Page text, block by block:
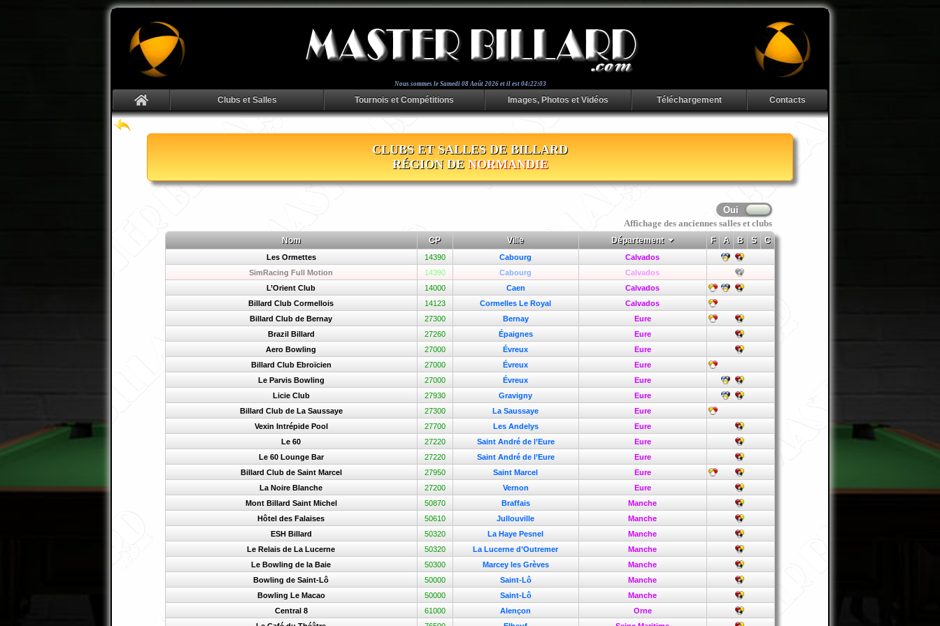
Nous sommes le Samedi 08 Août 2026 et il est 04:22:04
Clubs et Salles Tournois et Compétitions Images, Photos et Vidéos Téléchargement Contacts
CLUBS ET SALLES DE BILLARD
RÉGION DE NORMANDIE
Affichage des anciennes salles et clubs
Nom CP Ville Département F A B S C
Les Ormettes 14390 Cabourg
Calvados
SimRacing Full Motion
14390 Cabourg
Calvados
L’Orient Club
14000 Caen
Calvados
Billard Club Cormellois
14123 Cormelles Le Royal
Calvados
Billard Club de Bernay
27300 Bernay
Eure
Brazil Billard
27260 Épaignes
Eure
Aero Bowling
27000 Évreux
Eure
Billard Club Ebroïcien
27000 Évreux
Eure
Le Parvis Bowling
27000 Évreux
Eure
Licie Club
27930 Gravigny
Eure
Billard Club de La Saussaye
27300 La Saussaye
Eure
Vexin Intrépide Pool
27700 Les Andelys
Eure
Le 60
27220 Saint André de l’Eure
Eure
Le 60 Lounge Bar
27220 Saint André de l’Eure
Eure
Billard Club de Saint Marcel
27950 Saint Marcel
Eure
La Noire Blanche
27200 Vernon
Eure
Mont Billard Saint Michel
50870 Braffais
Manche
Hôtel des Falaises
50610 Jullouville
Manche
ESH Billard
50320 La Haye Pesnel
Manche
Le Relais de La Lucerne
50320 La Lucerne d’Outremer
Manche
Le Bowling de la Baie
50300 Marcey les Grèves
Manche
Bowling de Saint-Lô
50000 Saint-Lô
Manche
Bowling Le Macao
50000 Saint-Lô
Manche
Central 8
61000 Alençon
Orne